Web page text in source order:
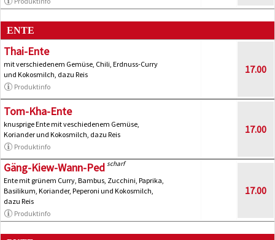
ENTE
Thai-Ente
mit verschiedenem Gemüse, Chili, Erdnuss-Curry
und Kokosmilch, dazu Reis
Produktinfo
17.00
Tom-Kha-Ente
knusprige Ente mit veschiedenem Gemüse,
Koriander und Kokosmilch, dazu Reis
Produktinfo
17.00
Gäng-Kiew-Wann-Ped scharf
Ente mit grünem Curry, Bambus, Zucchini, Paprika,
Basilikum, Koriander, Peperoni und Kokosmilch,
dazu Reis
Produktinfo
17.00